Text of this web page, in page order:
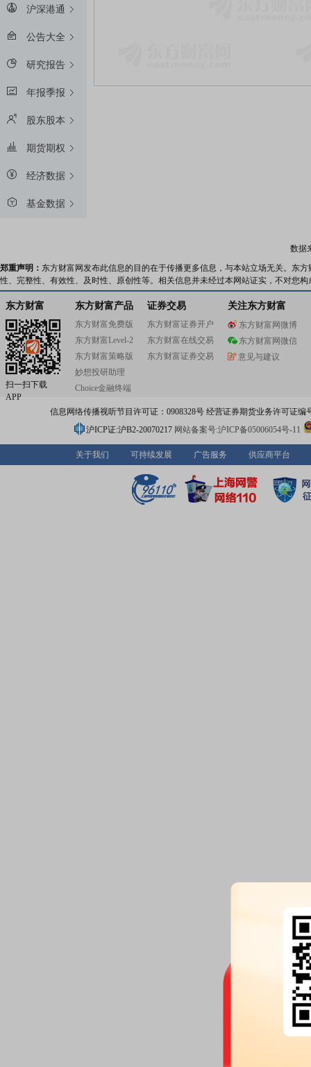
沪深港通
公告大全
研究报告
年报季报
股东股本
期货期权
经济数据
基金数据
数据
郑重声明： 东方财富网发布此信息的目的在于传播更多信息，与本站立场无关。东
性、完整性、有效性、及时性、原创性等。相关信息并未经过本网站证实，不对您
东方财富
扫一扫下载
APP
东方财富产品
东方财富免费版
东方财富Level-2
东方财富策略版
妙想投研助理
Choice金融终端
证券交易
东方财富证券开户
东方财富在线交易
东方财富证券交易
关注东方财富
东方财富网微博
东方财富网微信
意见与建议
信息网络传播视听节目许可证：0908328号 经营证券期货业务许可证编
沪ICP证:沪B2-20070217 网站备案号:沪ICP备05006054号-11
关于我们 可持续发展 广告服务 供应商平台